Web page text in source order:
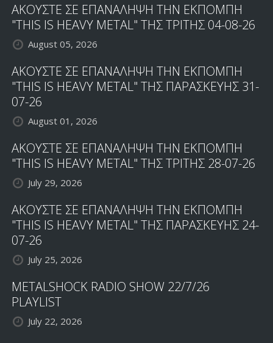
ΑΚΟΥΣΤΕ ΣΕ ΕΠΑΝΑΛΗΨΗ ΤΗΝ ΕΚΠΟΜΠΗ
"THIS IS HEAVY METAL" ΤΗΣ ΤΡΙΤΗΣ 04-08-26
August 05, 2026
ΑΚΟΥΣΤΕ ΣΕ ΕΠΑΝΑΛΗΨΗ ΤΗΝ ΕΚΠΟΜΠΗ
"THIS IS HEAVY METAL" ΤΗΣ ΠΑΡΑΣΚΕΥΗΣ 31-
07-26
August 01, 2026
ΑΚΟΥΣΤΕ ΣΕ ΕΠΑΝΑΛΗΨΗ ΤΗΝ ΕΚΠΟΜΠΗ
"THIS IS HEAVY METAL" ΤΗΣ ΤΡΙΤΗΣ 28-07-26
July 29, 2026
ΑΚΟΥΣΤΕ ΣΕ ΕΠΑΝΑΛΗΨΗ ΤΗΝ ΕΚΠΟΜΠΗ
"THIS IS HEAVY METAL" ΤΗΣ ΠΑΡΑΣΚΕΥΗΣ 24-
07-26
July 25, 2026
METALSHOCK RADIO SHOW 22/7/26
PLAYLIST
July 22, 2026